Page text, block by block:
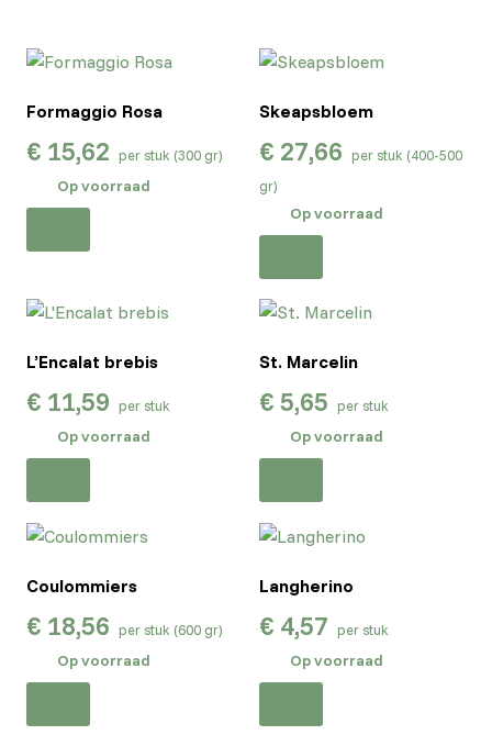
Formaggio Rosa
€ 15,62 per stuk (300 gr)
Op voorraad
Skeapsbloem
€ 27,66 per stuk (400-500
gr)
Op voorraad
L’Encalat brebis
€ 11,59 per stuk
Op voorraad
St. Marcelin
€ 5,65 per stuk
Op voorraad
Coulommiers
€ 18,56 per stuk (600 gr)
Op voorraad
Langherino
€ 4,57 per stuk
Op voorraad